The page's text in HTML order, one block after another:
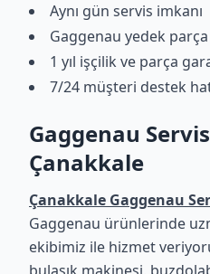
Aynı gün servis imkanı
Gaggenau yedek parça
1 yıl işçilik ve parça
7/24 müşteri destek
Gaggenau
Çanakkale
Çanakkale Gaggenau
Gaggenau ürünlerinde
ekibimiz ile hizmet